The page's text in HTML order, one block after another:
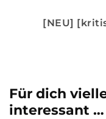
[NEU]
Für dich
interessant …